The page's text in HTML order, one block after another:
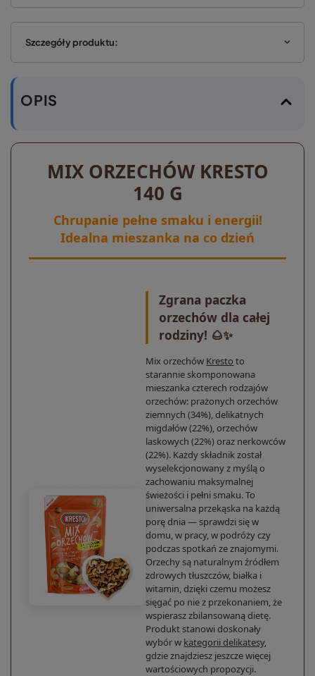
Szczegóły produktu:
OPIS
MIX ORZECHÓW KRESTO
140 G
Chrupanie pełne smaku i energii!
Idealna mieszanka na co dzień
Zgrana paczka
orzechów dla całej
rodziny! 🌰✨
Mix orzechów Kresto to
starannie skomponowana
mieszanka czterech rodzajów
orzechów: prażonych orzechów
ziemnych (34%), delikatnych
migdałów (22%), orzechów
laskowych (22%) oraz nerkowców
(22%). Każdy składnik został
wyselekcjonowany z myślą o
zachowaniu maksymalnej
świeżości i pełni smaku. To
uniwersalna przekąska na każdą
porę dnia — sprawdzi się w
domu, w pracy, w podróży czy
podczas spotkań ze znajomymi.
Orzechy są naturalnym źródłem
zdrowych tłuszczów, białka i
witamin, dzięki czemu możesz
sięgać po nie z przekonaniem, że
wspierasz zbilansowaną dietę.
Produkt stanowi doskonały
wybór w kategorii delikatesy,
gdzie znajdziesz jeszcze więcej
wartościowych propozycji.